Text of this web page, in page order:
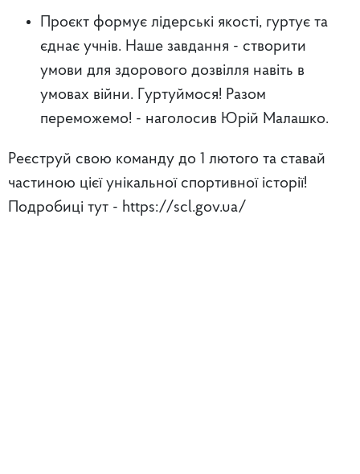
Проєкт формує лідерські якості, гуртує та
єднає учнів. Наше завдання - створити
умови для здорового дозвілля навіть в
умовах війни. Гуртуймося! Разом
переможемо! - наголосив Юрій Малашко.
Реєструй свою команду до 1 лютого та ставай
частиною цієї унікальної спортивної історії!
Подробиці тут - https://scl.gov.ua/